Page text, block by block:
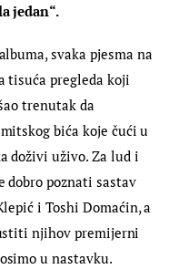
jedan“.
svaka pjesma na
tisuća pregleda koji
trenutak da
bića koje čući u
doživi uživo. Za lud i
dobro poznati sastav
i Toshi Domaćin, a
njihov premijerni
u nastavku.